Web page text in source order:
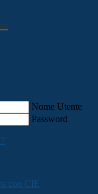
Nome Utente
Password
con CIE